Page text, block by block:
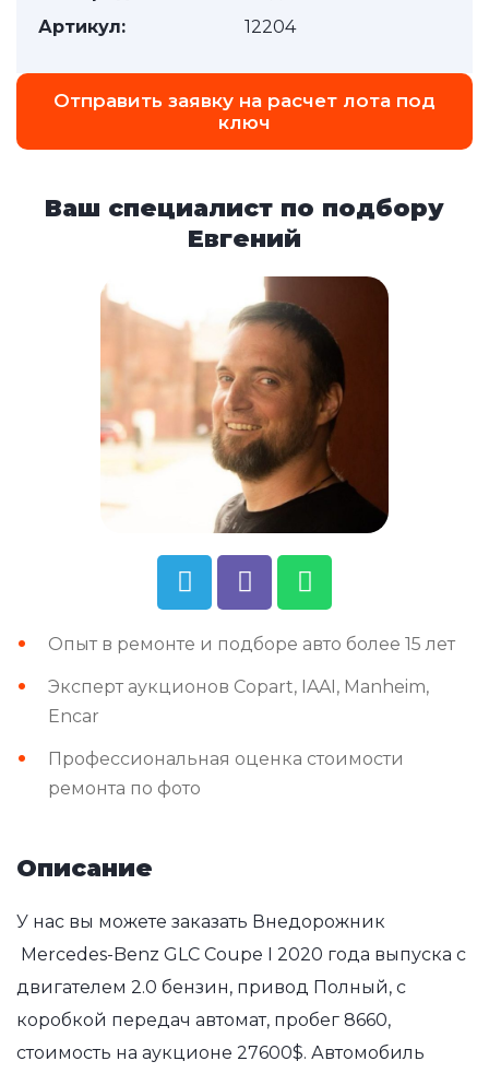
Артикул:
12204
Отправить заявку на расчет лота под
ключ
Ваш специалист по подбору
Евгений
Опыт в ремонте и подборе авто более 15 лет
Эксперт аукционов Copart, IAAI, Manheim,
Encar
Профессиональная оценка стоимости
ремонта по фото
Описание
У нас вы можете заказать Внедорожник
Mercedes-Benz GLC Coupe I 2020 года выпуска с
двигателем 2.0 бензин, привод Полный, с
коробкой передач автомат, пробег 8660,
стоимость на аукционе 27600$. Автомобиль